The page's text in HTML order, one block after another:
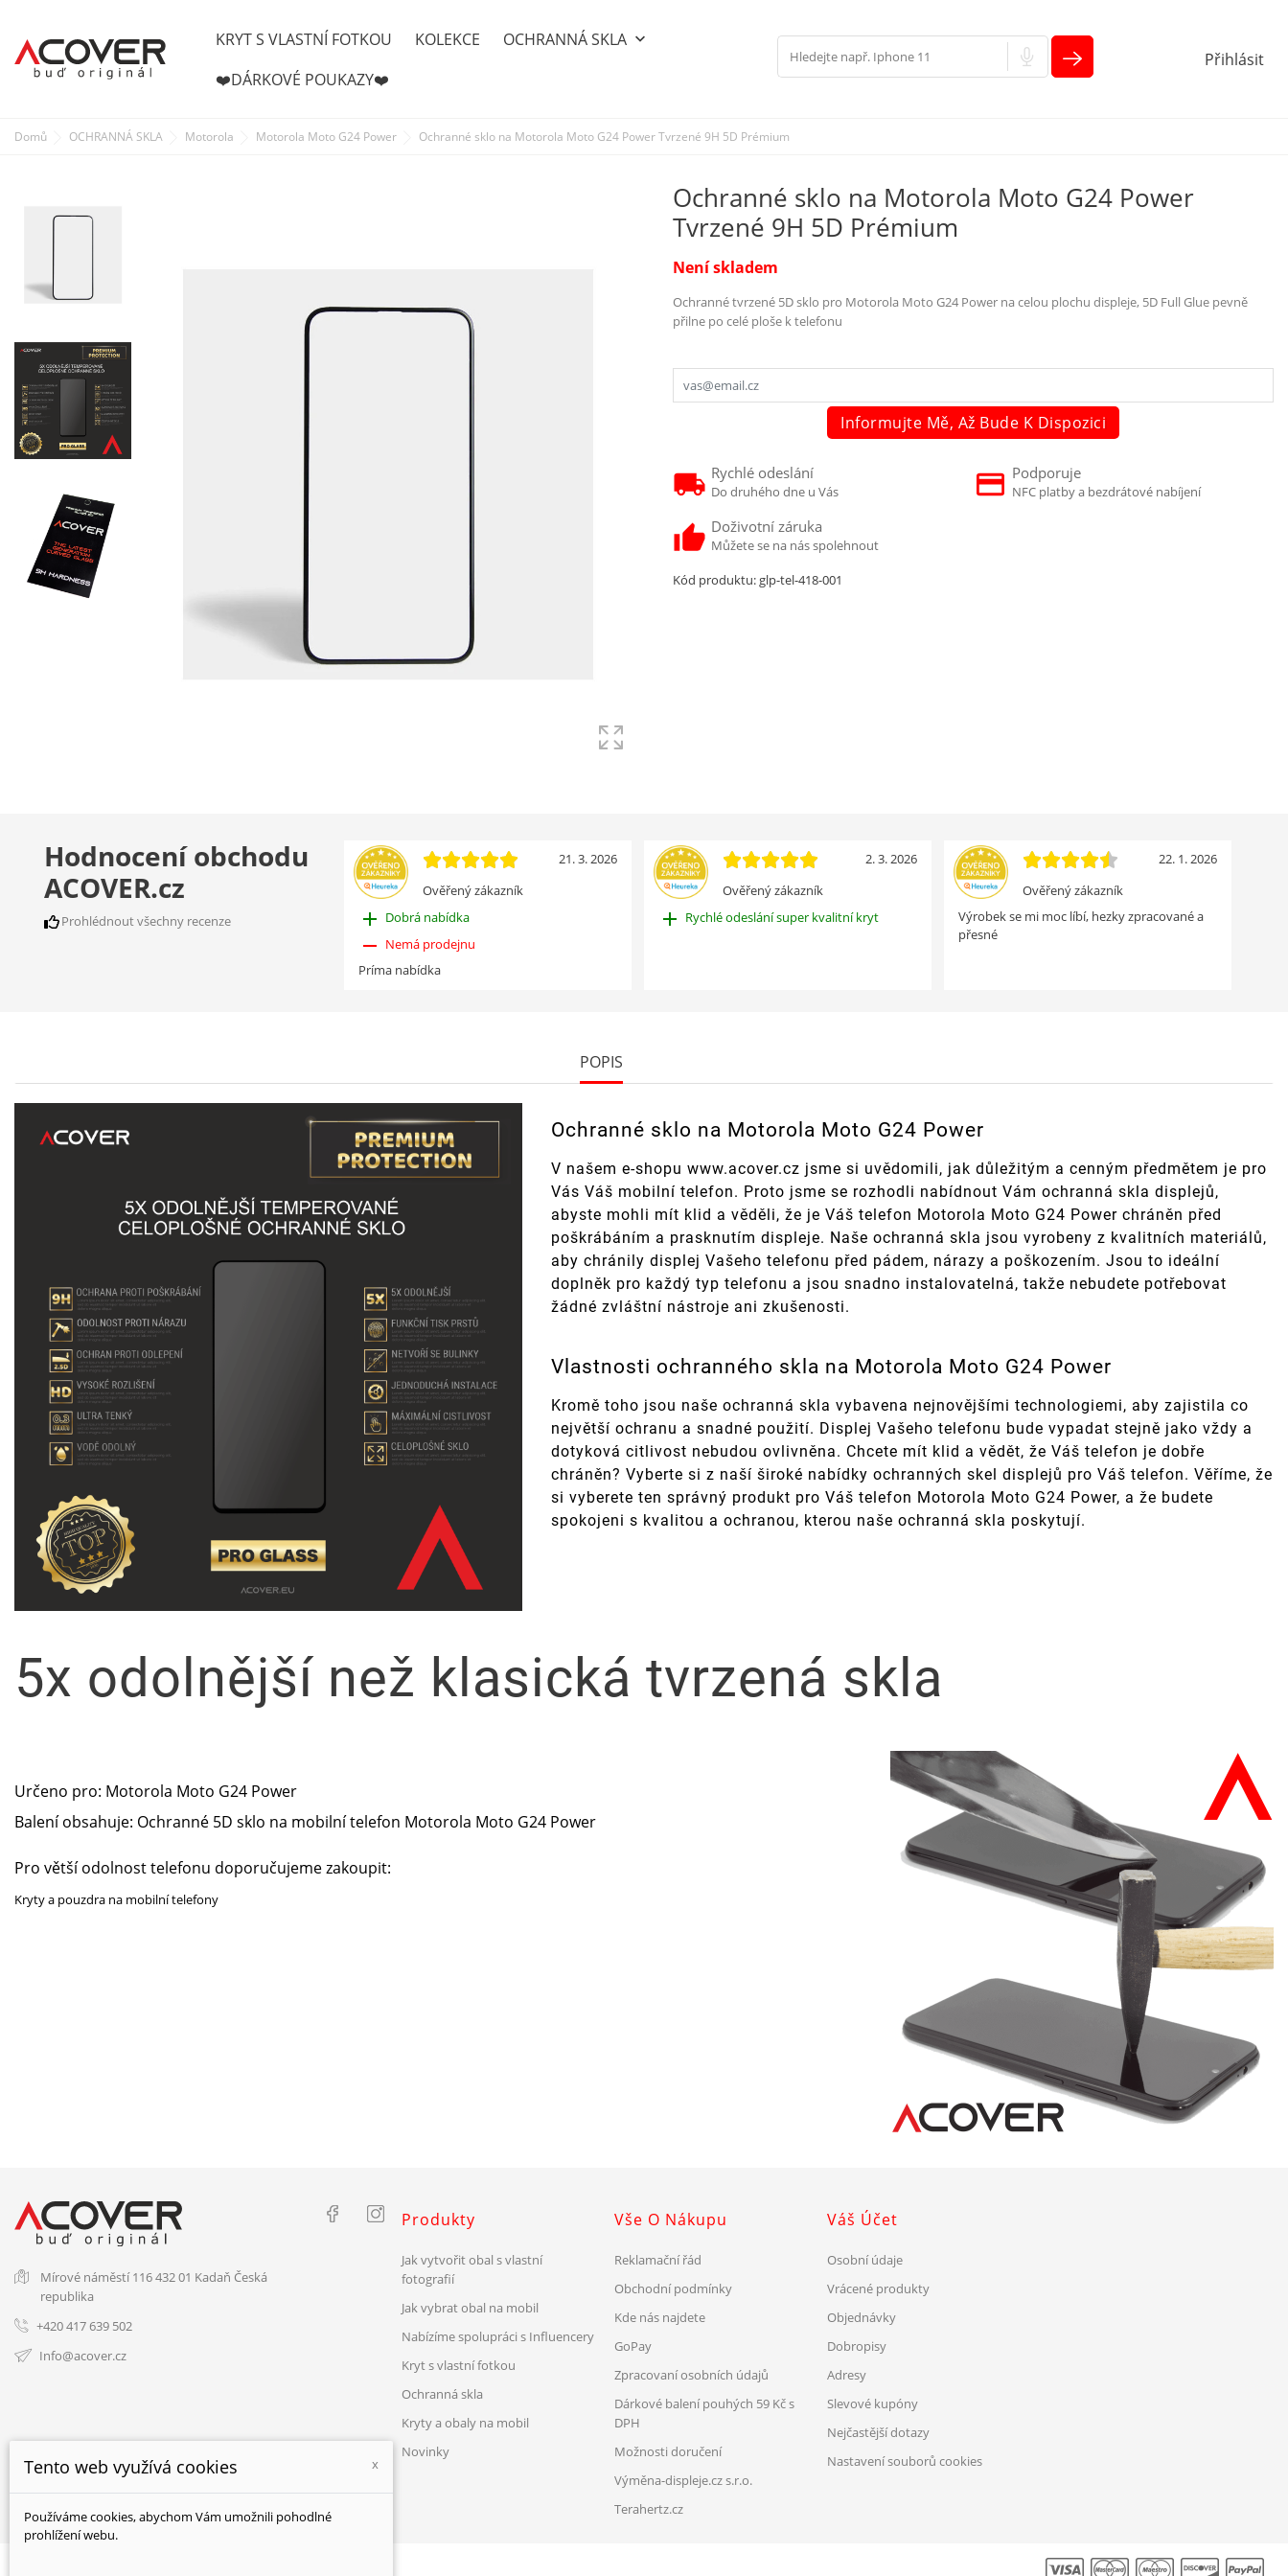
KRYT S VLASTNÍ FOTKOU KOLEKCE OCHRANNÁ SKLA keyboard_arrow_down
❤️DÁRKOVÉ POUKAZY❤️
Přihlásit
Domů OCHRANNÁ SKLA Motorola Motorola Moto G24 Power Ochranné sklo na Motorola Moto G24 Power Tvrzené 9H 5D Prémium
Ochranné sklo na Motorola Moto G24 Power
Tvrzené 9H 5D Prémium
Není skladem
Ochranné tvrzené 5D sklo pro Motorola Moto G24 Power na celou plochu displeje, 5D Full Glue pevně
přilne po celé ploše k telefonu
Informujte Mě, Až Bude K Dispozici
Rychlé odeslání
Do druhého dne u Vás
Podporuje
NFC platby a bezdrátové nabíjení
Doživotní záruka
Můžete se na nás spolehnout
Kód produktu:glp-tel-418-001
POPIS
Ochranné sklo na Motorola Moto G24 Power
V našem e-shopu www.acover.cz jsme si uvědomili, jak důležitým a cenným předmětem je pro
Vás Váš mobilní telefon. Proto jsme se rozhodli nabídnout Vám ochranná skla displejů,
abyste mohli mít klid a věděli, že je Váš telefon Motorola Moto G24 Power chráněn před
poškrábáním a prasknutím displeje. Naše ochranná skla jsou vyrobeny z kvalitních materiálů,
aby chránily displej Vašeho telefonu před pádem, nárazy a poškozením. Jsou to ideální
doplněk pro každý typ telefonu a jsou snadno instalovatelná, takže nebudete potřebovat
žádné zvláštní nástroje ani zkušenosti.
Vlastnosti ochranného skla na Motorola Moto G24 Power
Kromě toho jsou naše ochranná skla vybavena nejnovějšími technologiemi, aby zajistila co
největší ochranu a snadné použití. Displej Vašeho telefonu bude vypadat stejně jako vždy a
dotyková citlivost nebudou ovlivněna. Chcete mít klid a vědět, že Váš telefon je dobře
chráněn? Vyberte si z naší široké nabídky ochranných skel displejů pro Váš telefon. Věříme, že
si vyberete ten správný produkt pro Váš telefon Motorola Moto G24 Power, a že budete
spokojeni s kvalitou a ochranou, kterou naše ochranná skla poskytují.
5x odolnější než klasická tvrzená skla
Určeno pro: Motorola Moto G24 Power
Balení obsahuje: Ochranné 5D sklo na mobilní telefon Motorola Moto G24 Power
Pro větší odolnost telefonu doporučujeme zakoupit:
Kryty a pouzdra na mobilní telefony
Hodnocení obchodu
ACOVER.cz
Prohlédnout všechny recenze
Ověřený zákazník
21. 3. 2026
add Dobrá nabídka
remove Nemá prodejnu
Príma nabídka
Ověřený zákazník
2. 3. 2026
add Rychlé odeslání super kvalitní kryt
Ověřený zákazník
22. 1. 2026
Výrobek se mi moc líbí, hezky zpracované a
přesné
Mírové náměstí 116432 01 Kadaň Česká
republika
+420 417 639 502
Info@acover.cz
Produkty
Jak vytvořit obal s vlastní
fotografií
Jak vybrat obal na mobil
Nabízíme spolupráci s Influencery
Kryt s vlastní fotkou
Ochranná skla
Kryty a obaly na mobil
Novinky
Vše O Nákupu
Reklamační řád
Obchodní podmínky
Kde nás najdete
GoPay
Zpracovaní osobních údajů
Dárkové balení pouhých 59 Kč s
DPH
Možnosti doručení
Výměna-displeje.cz s.r.o.
Terahertz.cz
Váš Účet
Osobní údaje
Vrácené produkty
Objednávky
Dobropisy
Adresy
Slevové kupóny
Nejčastější dotazy
Nastavení souborů cookies
Tento web využívá cookies x
Používáme cookies, abychom Vám umožnili pohodlné
prohlížení webu.